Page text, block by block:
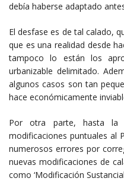
debía haberse adaptado
El desfase es de tal calado,
que es una realidad desde
tampoco lo están los
urbanizable delimitado.
algunos casos son tan
hace económicamente
Por otra parte, hasta la
modificaciones puntuales al
numerosos errores por
nuevas modificaciones de
como ‘Modificación